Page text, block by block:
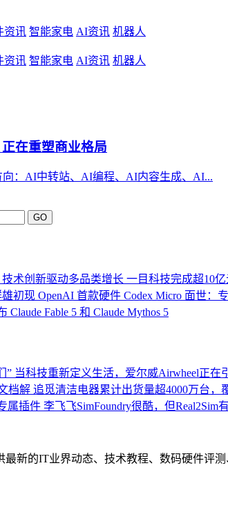
资讯 智能家电 AI资讯 机器人
资讯 智能家电 AI资讯 机器人
在重塑商业格局
：AI中转站、AI编程、AI内容生成、AI...
术创新驱动多品类增长 一目科技完成超10
初现 OpenAI 首款硬件 Codex Micro 面世：
Claude Fable 5 和 Claude Mythos 5
” 当科技重新定义生活，爱尔威Airwheel正在
档解 追觅清洁电器累计出货量超4000万台，
属插件 李飞飞SimFoundry很酷，但Real2Sim
最新的IT业界动态、技术教程、数码硬件评